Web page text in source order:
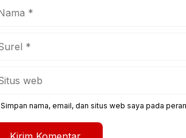
Simpan nama, email, dan situs web saya pada